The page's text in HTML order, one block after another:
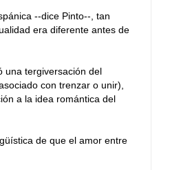
--dice Pinto--, tan
era diferente antes de
una tergiversación del
con trenzar o unir),
a la idea romántica del
de que el amor entre